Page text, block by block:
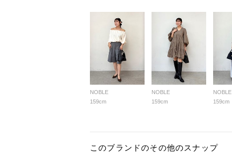
NOBLE
159cm
NOBLE
159cm
NOBLE
159cm
このブランドのその他のスナップ